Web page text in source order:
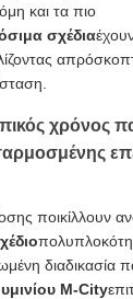
και τα πιο
σχέδια
χρόνος
ποικίλλουν
διαδικασία
M-City